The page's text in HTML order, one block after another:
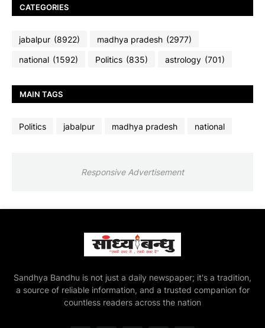
CATEGORIES
jabalpur (8922) madhya pradesh (2977)
national (1592) Politics (835) astrology (701)
MAIN TAGS
Politics jabalpur madhya pradesh national
Responsive Advertisement
Sandhya Bandhu is not just a daily newspaper; it's a tradition,
a source of reliable information, and a trusted companion for
countless readers across the nation